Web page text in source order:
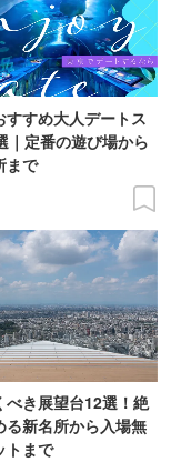
すすめ大人デートス
｜定番の遊び場から
まで
べき展望台12選！絶
る新名所から入場無
トまで